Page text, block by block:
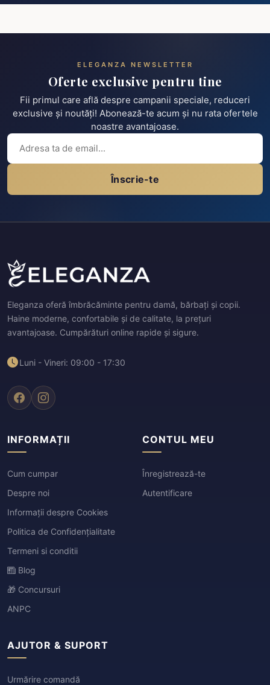
ELEGANZA NEWSLETTER
Oferte exclusive pentru tine
Fii primul care află despre campanii speciale, reduceri
exclusive și noutăți! Abonează-te acum și nu rata ofertele
noastre avantajoase.
Înscrie-te
Eleganza oferă îmbrăcăminte pentru damă, bărbați și copii.
Haine moderne, confortabile și de calitate, la prețuri
avantajoase. Cumpărături online rapide și sigure.
Luni - Vineri: 09:00 - 17:30
INFORMAȚII
Cum cumpar
Despre noi
Informații despre Cookies
Politica de Confidențialitate
Termeni si conditii
Blog
🎁 Concursuri
ANPC
CONTUL MEU
Înregistrează-te
Autentificare
AJUTOR & SUPORT
Urmărire comandă